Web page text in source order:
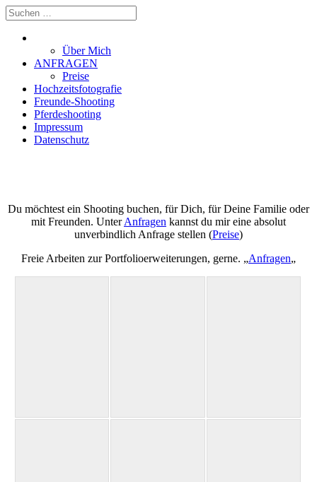
Über Mich
ANFRAGEN
Preise
Hochzeitsfotografie
Freunde-Shooting
Pferdeshooting
Impressum
Datenschutz
Du möchtest ein Shooting buchen, für Dich, für Deine Familie oder
mit Freunden. UnterAnfragen kannst du mir eine absolut
unverbindlich Anfrage stellen (Preise)
Freie Arbeiten zur Portfolioerweiterungen, gerne. „Anfragen„